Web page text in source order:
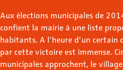
Aux élections municipales de
confient la mairie à une liste
habitants. A l’heure d’un certain
par cette victoire est immense.
municipales approchent, le